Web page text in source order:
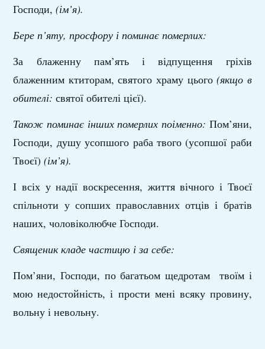
Господи,(ім’я).
Бере п’яту, просфору і поминає померлих:
За блаженну пам’ять і відпущення гріхів
блаженним ктиторам, святого храму цього(якщо в
обителі: святої обителі цієї).
Також поминає інших померлих поіменно: Пом’яни,
Господи, душу усопшого раба твого (усопшої раби
Твоєї)(ім’я).
І всіх у надії воскресення, життя вічного і Твоєї
спільноти у сопших православних отців і братів
наших, чоловіколюбче Господи.
Священик кладе частицю і за себе:
Пом’яни, Господи, по багатьом щедротам твоїм і
мою недостойність, і прости мені всяку провину,
вольну і невольну.